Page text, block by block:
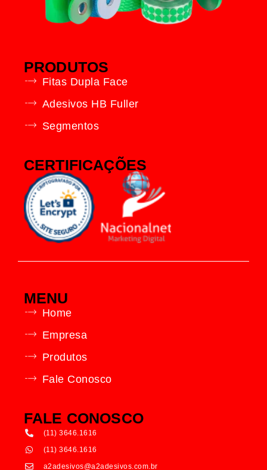
PRODUTOS
Fitas Dupla Face
Adesivos HB Fuller
Segmentos
CERTIFICAÇÕES
MENU
Home
Empresa
Produtos
Fale Conosco
FALE CONOSCO
(11) 3646.1616
(11) 3646.1616
a2adesivos@a2adesivos.com.br